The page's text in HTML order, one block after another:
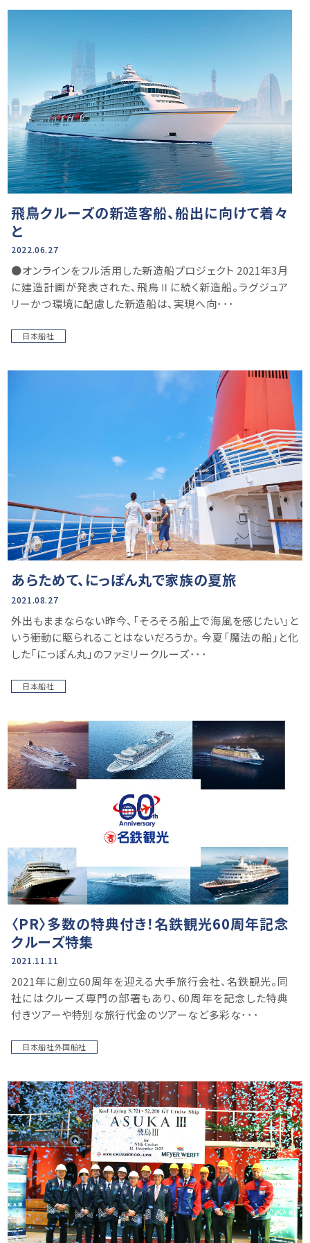
飛鳥クルーズの新造客船、船出に向けて着々
と
2022.06.27
●オンラインをフル活用した新造船プロジェクト 2021年3月
に建造計画が発表された、飛鳥Ⅱに続く新造船。ラグジュア
リーかつ環境に配慮した新造船は、実現へ向･･･
日本船社
あらためて、にっぽん丸で家族の夏旅
2021.08.27
外出もままならない昨今、「そろそろ船上で海風を感じたい」と
いう衝動に駆られることはないだろうか。 今夏「魔法の船」と化
した「にっぽん丸」のファミリークルーズ･･･
日本船社
〈PR〉多数の特典付き！名鉄観光60周年記念
クルーズ特集
2021.11.11
2021年に創立60周年を迎える大手旅行会社、名鉄観光。同
社にはクルーズ専門の部署もあり、60周年を記念した特典
付きツアーや特別な旅行代金のツアーなど多彩な･･･
日本船社外国船社